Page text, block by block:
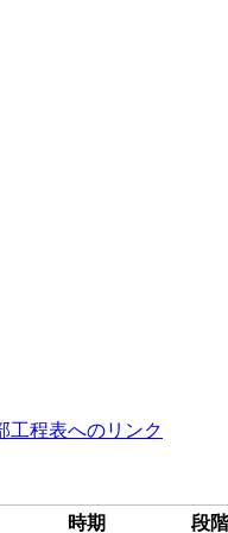
程表へのリンク
時期 段階